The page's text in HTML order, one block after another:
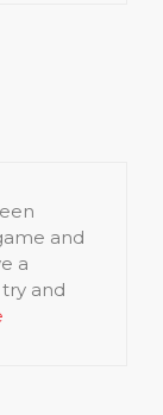
and
a
and